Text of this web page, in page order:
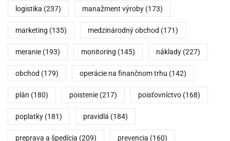
logistika (237) manažment výroby (173)
marketing (135) medzinárodný obchod (171)
meranie (193) monitoring (145) náklady (227)
obchod (179) operácie na finančnom trhu (142)
plán (180) poistenie (217) poisťovníctvo (168)
poplatky (181) pravidlá (184)
preprava a špedícia (209) prevencia (160)